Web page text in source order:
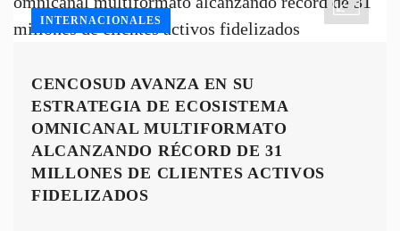
INTERNACIONALES
CENCOSUD AVANZA EN SU
ESTRATEGIA DE ECOSISTEMA
OMNICANAL MULTIFORMATO
ALCANZANDO RÉCORD DE 31
MILLONES DE CLIENTES ACTIVOS
FIDELIZADOS